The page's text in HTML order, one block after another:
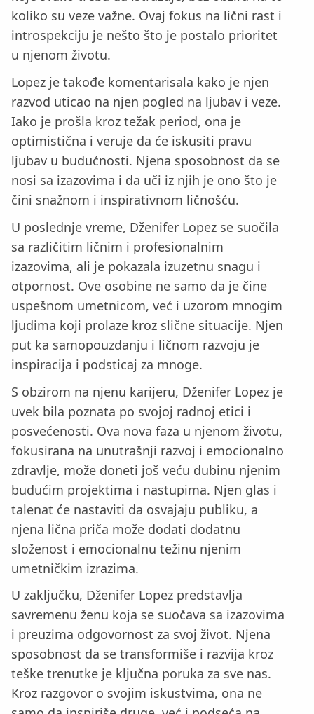
koliko su veze važne. Ovaj fokus na lični rast i
introspekciju je nešto što je postalo prioritet
u njenom životu.
Lopez je takođe komentarisala kako je njen
razvod uticao na njen pogled na ljubav i veze.
Iako je prošla kroz težak period, ona je
optimistična i veruje da će iskusiti pravu
ljubav u budućnosti. Njena sposobnost da se
nosi sa izazovima i da uči iz njih je ono što je
čini snažnom i inspirativnom ličnošću.
U poslednje vreme, Dženifer Lopez se suočila
sa različitim ličnim i profesionalnim
izazovima, ali je pokazala izuzetnu snagu i
otpornost. Ove osobine ne samo da je čine
uspešnom umetnicom, već i uzorom mnogim
ljudima koji prolaze kroz slične situacije. Njen
put ka samopouzdanju i ličnom razvoju je
inspiracija i podsticaj za mnoge.
S obzirom na njenu karijeru, Dženifer Lopez je
uvek bila poznata po svojoj radnoj etici i
posvećenosti. Ova nova faza u njenom životu,
fokusirana na unutrašnji razvoj i emocionalno
zdravlje, može doneti još veću dubinu njenim
budućim projektima i nastupima. Njen glas i
talenat će nastaviti da osvajaju publiku, a
njena lična priča može dodati dodatnu
složenost i emocionalnu težinu njenim
umetničkim izrazima.
U zaključku, Dženifer Lopez predstavlja
savremenu ženu koja se suočava sa izazovima
i preuzima odgovornost za svoj život. Njena
sposobnost da se transformiše i razvija kroz
teške trenutke je ključna poruka za sve nas.
Kroz razgovor o svojim iskustvima, ona ne